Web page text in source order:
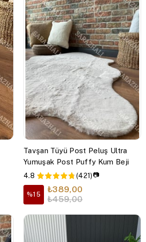
Tavşan Tüyü Post Peluş Ultra
Yumuşak Post Puffy Kum Beji
4.8 (421) 📷
%15
₺389,00
₺459,00